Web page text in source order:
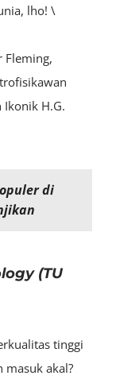
lho! \
Fleming,
Ikonik H.G.
di
(TU
tinggi
masuk akal?